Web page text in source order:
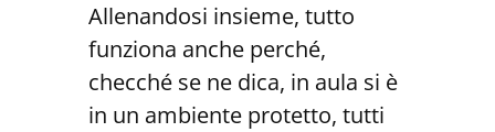
Allenandosi insieme, tutto
funziona anche perché,
checché se ne dica, in aula si è
in un ambiente protetto, tutti